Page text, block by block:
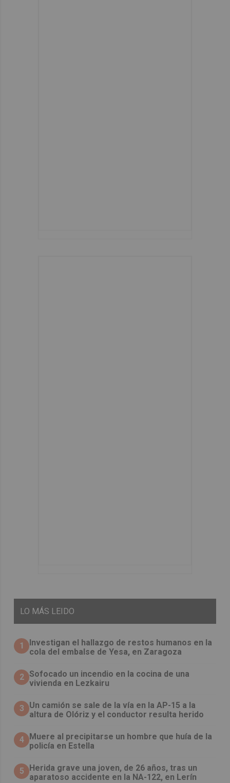
LO MÁS LEIDO
1
Investigan el hallazgo de restos humanos en la
cola del embalse de Yesa, en Zaragoza
2 Sofocado un incendio en la cocina de una
vivienda en Lezkairu
3
Un camión se sale de la vía en la AP-15 a la
altura de Olóriz y el conductor resulta herido
4
Muere al precipitarse un hombre que huía de la
policía en Estella
5
Herida grave una joven, de 26 años, tras un
aparatoso accidente en la NA-122, en Lerín